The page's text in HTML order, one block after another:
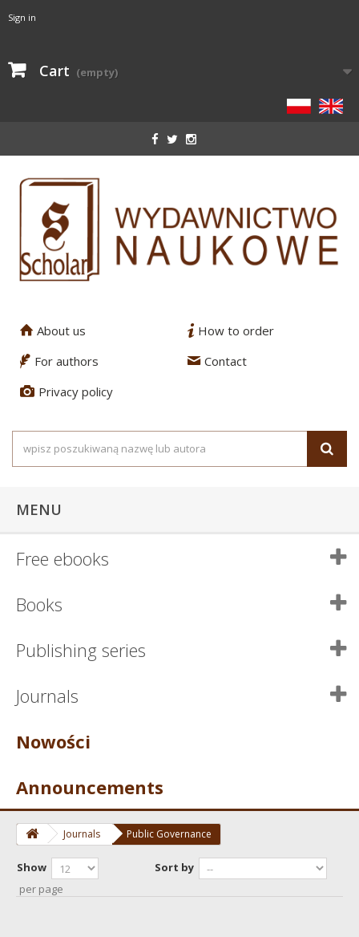
Sign in
Cart (empty)
1 About us 2 How to order
3 For authors 4 Contact
5 Privacy policy
MENU
Free ebooks
Books
Publishing series
Journals
Nowości
Announcements
Journals Public Governance
Sort by
Show
per page